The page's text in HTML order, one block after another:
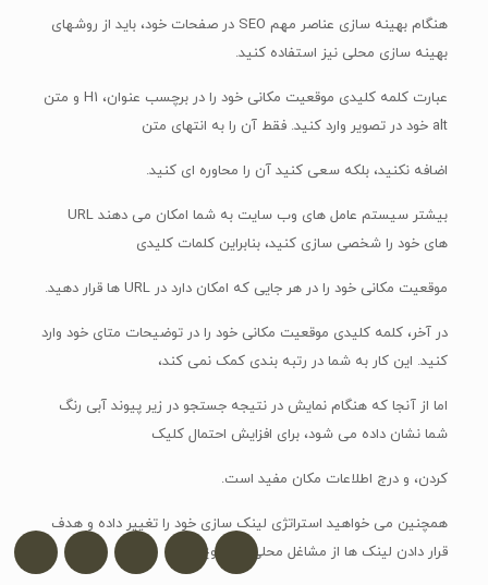
هنگام بهینه سازی عناصر مهم SEO در صفحات خود، باید از روشهای
بهینه سازی محلی نیز استفاده کنید.
عبارت کلمه کلیدی موقعیت مکانی خود را در برچسب عنوان، H1 و متن
alt خود در تصویر وارد کنید. فقط آن را به انتهای متن
اضافه نکنید، بلکه سعی کنید آن را محاوره ای کنید.
بیشتر سیستم عامل های وب سایت به شما امکان می دهند URL
های خود را شخصی سازی کنید، بنابراین کلمات کلیدی
موقعیت مکانی خود را در هر جایی که امکان دارد در URL ها قرار دهید.
در آخر، کلمه کلیدی موقعیت مکانی خود را در توضیحات متای خود وارد
کنید. این کار به شما در رتبه بندی کمک نمی کند،
اما از آنجا که هنگام نمایش در نتیجه جستجو در زیر پیوند آبی رنگ
شما نشان داده می شود، برای افزایش احتمال کلیک
کردن، و درج اطلاعات مکان مفید است.
همچنین می خواهید استراتژی لینک سازی خود را تغییر داده و هدف
قرار دادن لینک ها از مشاغل محلی را شروع کنید.